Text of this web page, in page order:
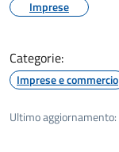
Imprese
Categorie:
Imprese e commercio
Ultimo aggiornamento: